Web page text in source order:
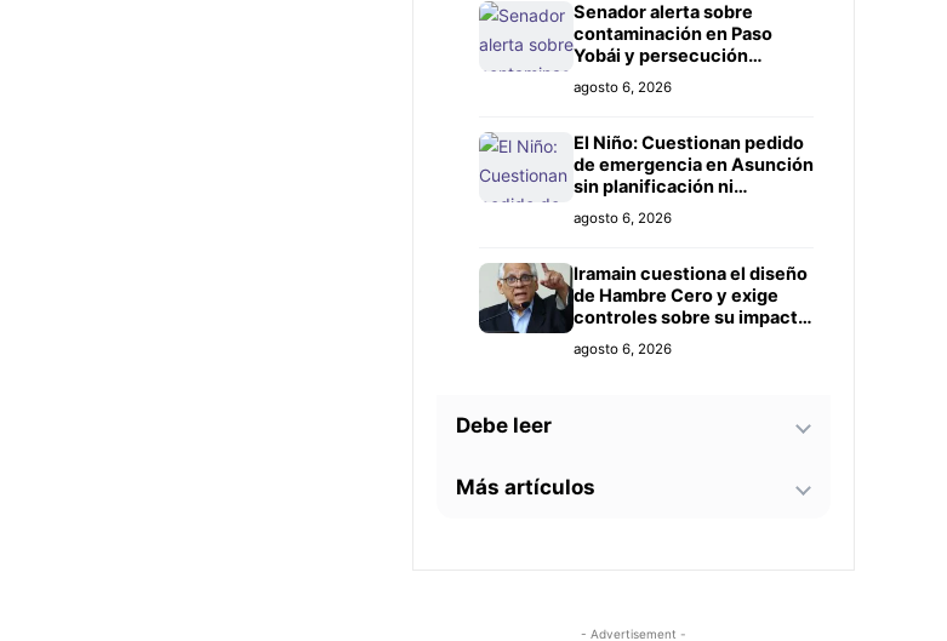
Senador alerta sobre
contaminación en Paso
Yobái y persecución
política contra Miguel
Prieto
agosto 6, 2026
El Niño: Cuestionan pedido
de emergencia en Asunción
sin planificación ni
controles claros
agosto 6, 2026
Iramain cuestiona el diseño
de Hambre Cero y exige
controles sobre su impacto
agosto 6, 2026
Debe leer
Bomberos advierten sobre
Más artículos
agosto 5, 2026
- Advertisement -